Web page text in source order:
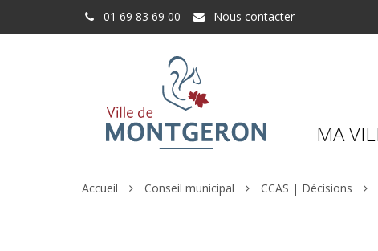
01 69 83 69 00 Nous contacter
MA
Accueil Conseil municipal CCAS | Décisions